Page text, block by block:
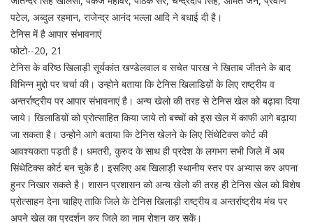
पटेल, अब्दुल रहमान, राजेन्द्र आनंद भल्ला आदि ने बधाई दी है।
टेनिस में है आपार संभावनाएं
फोटो--20, 21
टेनिस के वरिष्ठ खिलाड़ी सूर्यकांत खण्डेलवाल व सचेत पारख ने खिताब जीतने के बाद
विभिन्न मुद्दो पर चर्चा की। उन्होने बताया कि टेनिस खिलाडिय़ों के लिए राष्ट्रीय व
अन्तर्राष्ट्रीय पर आपार संभावनाएं है। अन्य खेलो की तरह से टेनिस खेल को बढ़ावा दिया
जाये। खिलाडिय़ों को प्रोत्साहित किया जाये तो बच्चों को इस खेल में काफी आगे बढ़ाया
जा सकता है। उन्होने आगे बताया कि टेनिस खेलने के लिए सिंथेटिक्स कोर्ट की
आवश्यकता पड़ती है। धमतरी, कुरुद के साथ ही प्रदेश के लगभग सभी जिले में अब
सिंथेटिक्स कोर्ट बन चुके है। इसलिए अब खिलाड़ी स्थानीय स्तर पर अभ्यास कर अपना
हुनर निखार सकते है। शासन प्रशासन को अन्य खेलो की तरह ही टेनिस खेल को विशेष
प्रोत्साहन देना चाहिए ताकि जिले के टेनिस खिलाड़ी राष्ट्रीय व अन्तर्राष्ट्रीय मंच पर
अपने खेल का प्रदर्शन कर जिले का नाम रोशन कर सकें।